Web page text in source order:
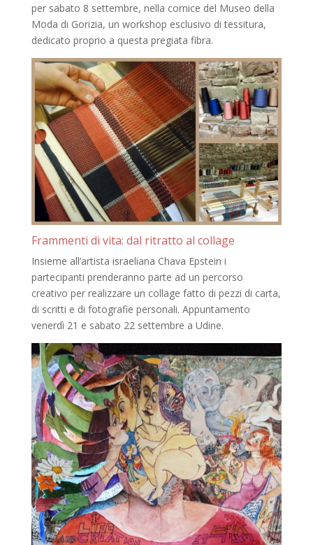
per sabato 8 settembre, nella cornice del Museo della
Moda di Gorizia, un workshop esclusivo di tessitura,
dedicato proprio a questa pregiata fibra.
Frammenti di vita: dal ritratto al collage
Insieme all’artista israeliana Chava Epstein i
partecipanti prenderanno parte ad un percorso
creativo per realizzare un collage fatto di pezzi di carta,
di scritti e di fotografie personali. Appuntamento
venerdì 21 e sabato 22 settembre a Udine.